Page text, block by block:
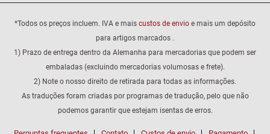
*Todos os preços incluem. IVA e mais custos de envio e mais um depósito
para artigos marcados .
1) Prazo de entrega dentro da Alemanha para mercadorias que podem ser
embaladas (excluindo mercadorias volumosas e frete).
2) Note o nosso direito de retirada para todas as informações.
As traduções foram criadas por programas de tradução, pelo que não
podemos garantir que estejam isentas de erros.